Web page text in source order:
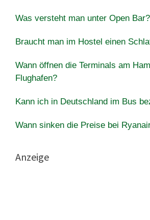
Was versteht man unter Open Bar?
Braucht man im Hostel einen
Wann öffnen die Terminals am
Flughafen?
Kann ich in Deutschland im Bus
Wann sinken die Preise bei
Anzeige